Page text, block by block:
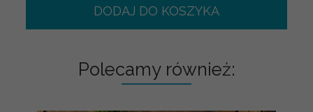
DODAJ DO KOSZYKA
Polecamy również: